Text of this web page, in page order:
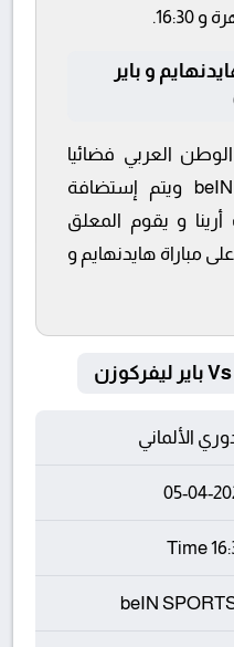
و باير
العربي فضائيا
على قناة beIN SPORTS 5 ويتم إستضافة
و يقوم المعلق
مباراة هايدنهايم و
الألماني
05-04-
16:30
beIN